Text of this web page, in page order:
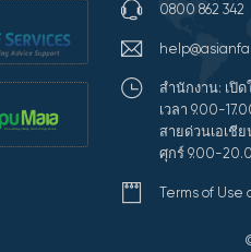
0800 862 342
สำนักงาน: เปิ
เวลา 9.00-
สายด่วนเอเชี
ศุกร์ 9.00-
Terms of